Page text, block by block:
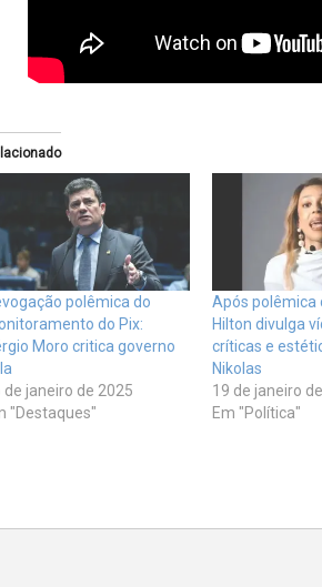
polêmica do
do Pix:
Moro critica governo
de janeiro de 2025
"Destaques"
Após polêmica
Hilton divulga
críticas e
Nikolas
19 de janeiro
Em "Política"